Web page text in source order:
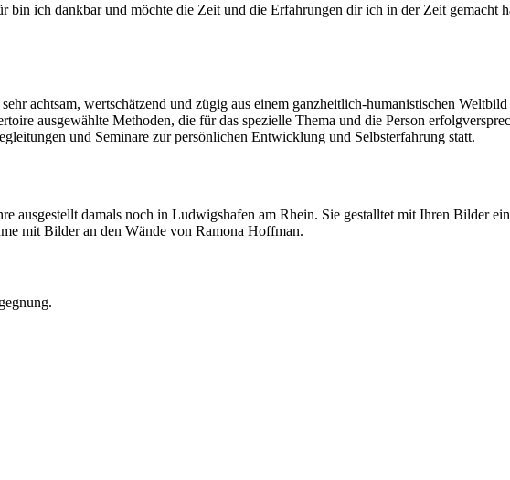
ich dankbar und möchte die Zeit und die Erfahrungen dir ich in der Zeit gemacht
achtsam, wertschätzend und zügig aus einem ganzheitlich-humanistischen
ausgewählte Methoden, die für das spezielle Thema und die Person
und Seminare zur persönlichen Entwicklung und Selbsterfahrung statt.
ausgestellt damals noch in Ludwigshafen am Rhein. Sie gestalltet mit Ihren Bilder
mit Bilder an den Wände von Ramona Hoffman.